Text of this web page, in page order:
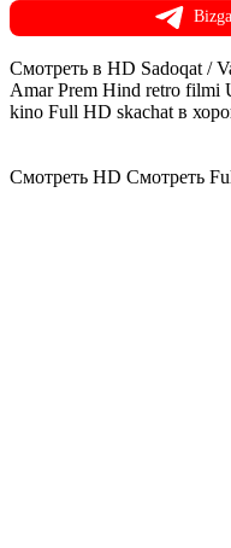
Смотреть в HD Sadoqat /
Amar Prem Hind retro filmi
kino Full HD skachat в
Смотреть HD Смотреть